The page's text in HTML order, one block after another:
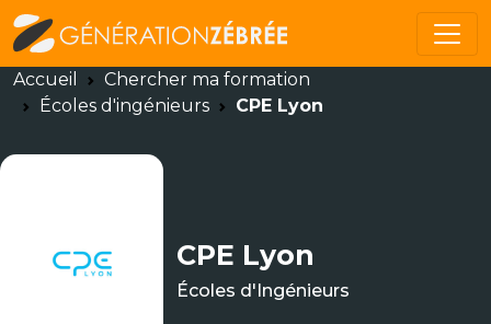
Accueil
Chercher ma formation
Écoles d'ingénieurs
CPE Lyon
CPE Lyon
Écoles d'Ingénieurs